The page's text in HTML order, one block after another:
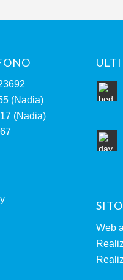
(Nadia)
(Nadia)
Web